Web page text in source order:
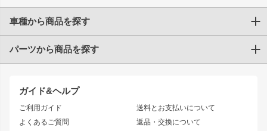
ガイド&ヘルプ
ご利用ガイド
よくあるご質問
送料とお支払いについて
返品・交換について
車種から商品を探す
トヨタ
JZX90 CHASER
JZX110 MARK II
JZX100 MARK II
アリスト
ソアラ
パーツから商品を探す
エアロシリーズ
ドリフトライン
風神
レーシングライン
アタックライン